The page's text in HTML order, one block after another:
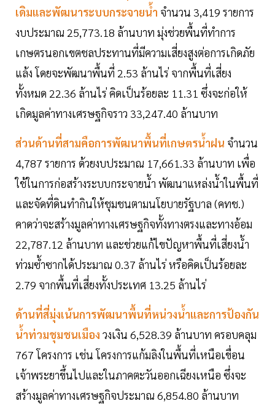
เดิมและพัฒนาระบบกระจายน้ำ จำนวน 3,419 รายการ
งบประมาณ 25,773.18 ล้านบาท มุ่งช่วยพื้นที่ทำการ
เกษตรนอกเขตชลประทานที่มีความเสี่ยงสูงต่อการเกิดภัย
แล้ง โดยจะพัฒนาพื้นที่ 2.53 ล้านไร่ จากพื้นที่เสี่ยง
ทั้งหมด 22.36 ล้านไร่ คิดเป็นร้อยละ 11.31 ซึ่งจะก่อให้
เกิดมูลค่าทางเศรษฐกิจราว 33,247.40 ล้านบาท
ส่วนด้านที่สามคือการพัฒนาพื้นที่เกษตรน้ำฝน จำนวน
4,787 รายการ ด้วยงบประมาณ 17,661.33 ล้านบาท เพื่อ
ใช้ในการก่อสร้างระบบกระจายน้ำ พัฒนาแหล่งน้ำในพื้นที่
และจัดที่ดินทำกินให้ชุมชนตามนโยบายรัฐบาล (คทช.)
คาดว่าจะสร้างมูลค่าทางเศรษฐกิจทั้งทางตรงและทางอ้อม
22,787.12 ล้านบาท และช่วยแก้ไขปัญหาพื้นที่เสี่ยงน้ำ
ท่วมซ้ำซากได้ประมาณ 0.37 ล้านไร่ หรือคิดเป็นร้อยละ
2.79 จากพื้นที่เสี่ยงทั้งประเทศ 13.25 ล้านไร่
ด้านที่สี่มุ่งเน้นการพัฒนาพื้นที่หน่วงน้ำและการป้องกัน
น้ำท่วมชุมชนเมือง วงเงิน 6,528.39 ล้านบาท ครอบคลุม
767 โครงการ เช่น โครงการแก้มลิงในพื้นที่เหนือเขื่อน
เจ้าพระยาขึ้นไปและในภาคตะวันออกเฉียงเหนือ ซึ่งจะ
สร้างมูลค่าทางเศรษฐกิจประมาณ 6,854.80 ล้านบาท